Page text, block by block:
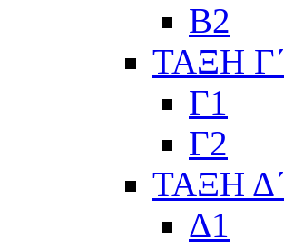
Β2
ΤΑΞΗ Γ΄
Γ1
Γ2
ΤΑΞΗ Δ΄
Δ1